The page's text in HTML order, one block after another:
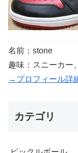
名前：stone
趣味：スニーカー
→プロフィール詳
カテゴリ